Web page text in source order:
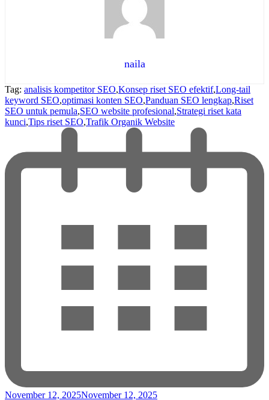
naila
Tag: analisis kompetitor SEO,Konsep riset SEO efektif,Long-tail
keyword SEO,optimasi konten SEO,Panduan SEO lengkap,Riset
SEO untuk pemula,SEO website profesional,Strategi riset kata
kunci,Tips riset SEO,Trafik Organik Website
November 12, 2025November 12, 2025